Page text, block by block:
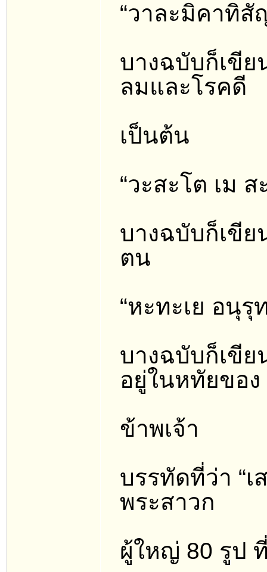
“วาละมิคาทิสั
บางฉบับก็เขีย
ลมและโรคดี
เป็นต้น
“วะสะโต เม
บางฉบับก็เขีย
ตน
“หะทะเย อนุ
บางฉบับก็เขีย
อยู่ในหทัยของ
ข้าพเจ้า
บรรทัดที่ว่า “
พระสาวก
ผู้ใหญ่ 80 รูป